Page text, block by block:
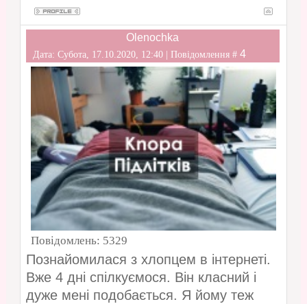
Olenochka
Дата: Субота, 17.10.2020, 12:40 | Повідомлення # 4
Повідомлень: 5329
Познайомилася з хлопцем в інтернеті.
Вже 4 дні спілкуємося. Він класний і
дуже мені подобається. Я йому теж